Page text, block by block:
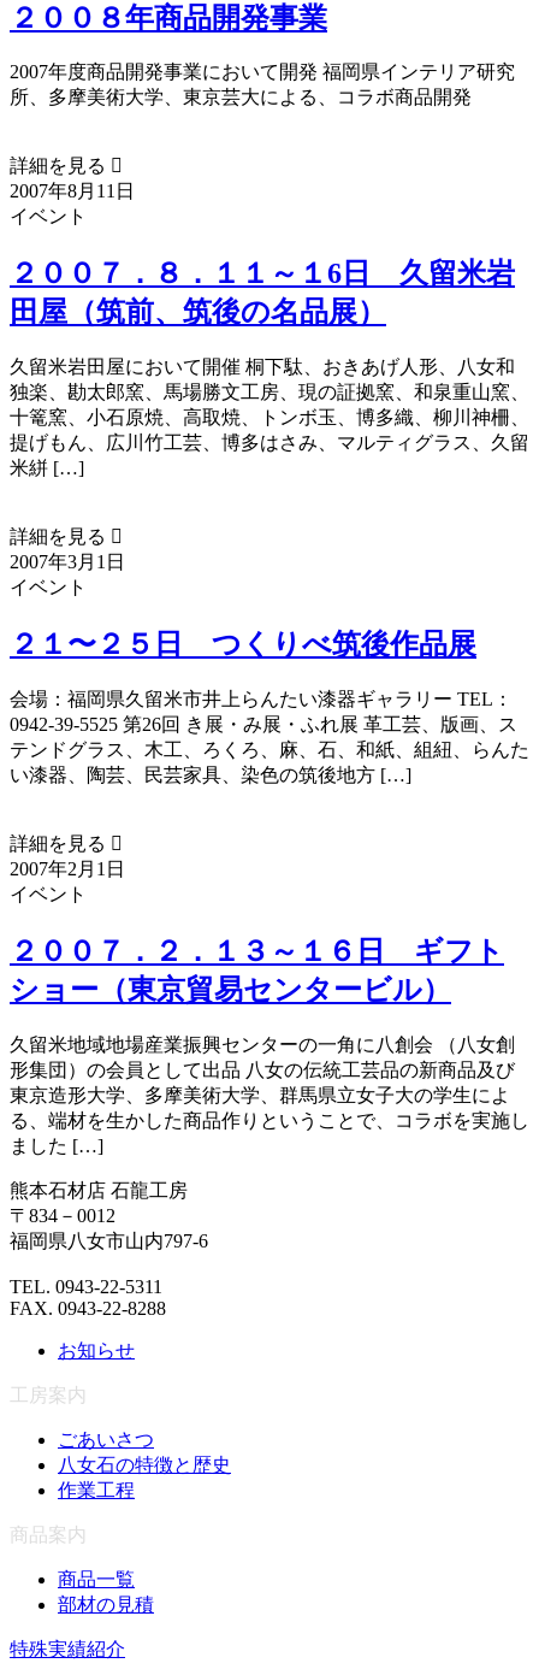
２００８年商品開発事業
2007年度商品開発事業において開発 福岡県インテリア研究
所、多摩美術大学、東京芸大による、コラボ商品開発
詳細を見る 
2007年8月11日
イベント
２００７．８．１１～１6日 久留米岩
田屋（筑前、筑後の名品展）
久留米岩田屋において開催 桐下駄、おきあげ人形、八女和
独楽、勘太郎窯、馬場勝文工房、現の証拠窯、和泉重山窯、
十篭窯、小石原焼、高取焼、トンボ玉、博多織、柳川神柵、
提げもん、広川竹工芸、博多はさみ、マルティグラス、久留
米絣 […]
詳細を見る 
2007年3月1日
イベント
２１〜２５日 つくりべ筑後作品展
会場：福岡県久留米市井上らんたい漆器ギャラリー TEL：
0942-39-5525 第26回 き展・み展・ふれ展 革工芸、版画、ス
テンドグラス、木工、ろくろ、麻、石、和紙、組紐、らんた
い漆器、陶芸、民芸家具、染色の筑後地方 […]
詳細を見る 
2007年2月1日
イベント
２００７．２．１３～１６日 ギフト
ショー（東京貿易センタービル）
久留米地域地場産業振興センターの一角に八創会 （八女創
形集団）の会員として出品 八女の伝統工芸品の新商品及び
東京造形大学、多摩美術大学、群馬県立女子大の学生によ
る、端材を生かした商品作りということで、コラボを実施し
ました […]
熊本石材店 石龍工房
〒834－0012
福岡県八女市山内797-6
TEL. 0943-22-5311
FAX. 0943-22-8288
お知らせ
工房案内
ごあいさつ
八女石の特徴と歴史
作業工程
商品案内
商品一覧
部材の見積
特殊実績紹介